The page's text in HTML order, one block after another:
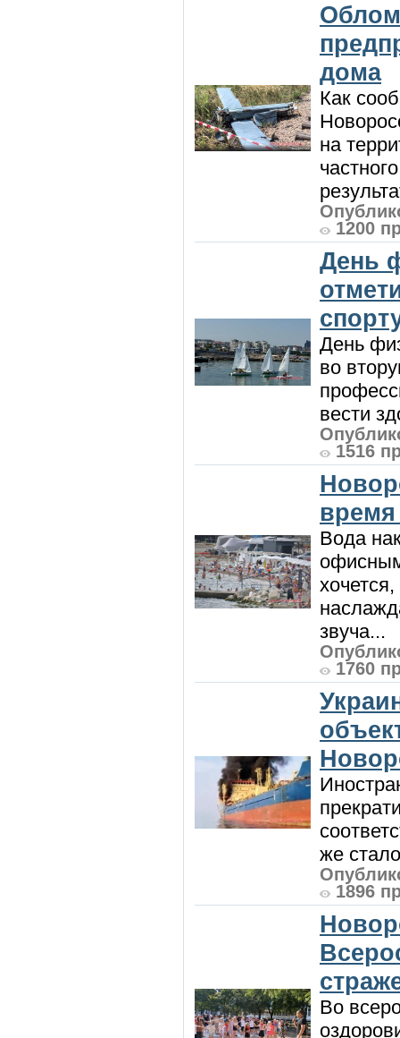
дома
Как
на
1200
День
День
во
вести
1516
Вода
звуча...
1760
же
1896
Во